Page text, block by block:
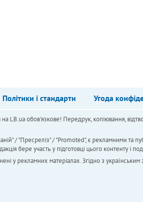
Політики і стандарти Угода
LB.ua обов'язкове! Передрук, копіювання,
/ "Пресреліз" / "Promoted", є рекламними та
бере участь у підготовці цього контенту і
у рекламних матеріалах. Згідно з